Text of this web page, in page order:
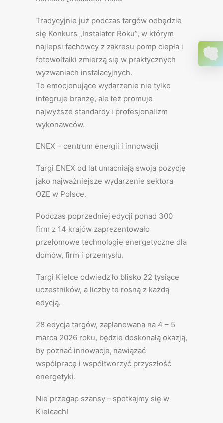
Tradycyjnie już podczas targów odbędzie
się Konkurs „Instalator Roku”, w którym
najlepsi fachowcy z zakresu pomp ciepła i
fotowoltaiki zmierzą się w praktycznych
wyzwaniach instalacyjnych.
To emocjonujące wydarzenie nie tylko
integruje branżę, ale też promuje
najwyższe standardy i profesjonalizm
wykonawców.
ENEX – centrum energii i innowacji
Targi ENEX od lat umacniają swoją pozycję
jako najważniejsze wydarzenie sektora
OZE w Polsce.
Podczas poprzedniej edycji ponad 300
firm z 14 krajów zaprezentowało
przełomowe technologie energetyczne dla
domów, firm i przemysłu.
Targi Kielce odwiedziło blisko 22 tysiące
uczestników, a liczby te rosną z każdą
edycją.
28 edycja targów, zaplanowana na 4 – 5
marca 2026 roku, będzie doskonałą okazją,
by poznać innowacje, nawiązać
współpracę i współtworzyć przyszłość
energetyki.
Nie przegap szansy – spotkajmy się w
Kielcach!